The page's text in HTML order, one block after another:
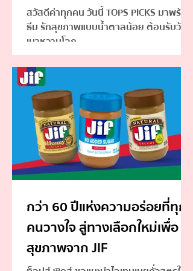
สวัสดีค่าทุกคน วันนี้ TOPS PICKS มาพร้อม
ธีม รักสุขภาพแบบน้ำตาลน้อย ต้อนรับวัน
เบาหวานโลก
กว่า 60 ปีแห่งความอร่อยที่ทุก
คนวางใจ สู่ทางเลือกใหม่เพื่อ
สุขภาพจาก JIF